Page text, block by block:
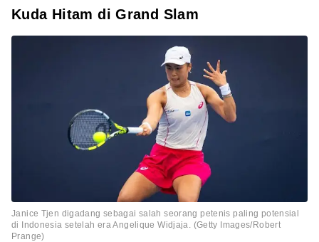
Kuda Hitam di Grand Slam
Janice Tjen digadang sebagai salah seorang petenis paling potensial
di Indonesia setelah era Angelique Widjaja. (Getty Images/Robert
Prange)